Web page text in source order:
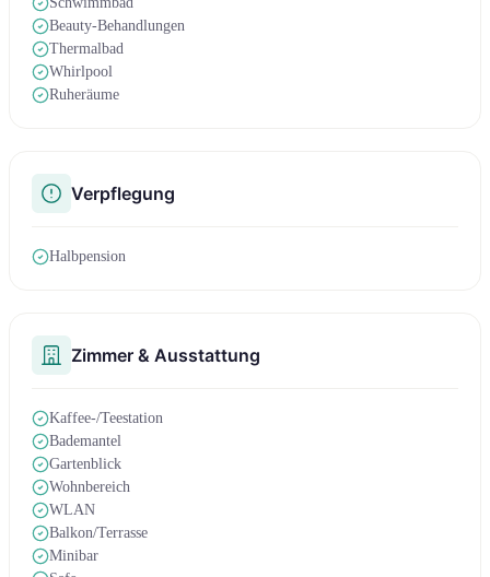
Beauty-Behandlungen
Thermalbad
Whirlpool
Ruheräume
Verpflegung
Halbpension
Zimmer & Ausstattung
Kaffee-/Teestation
Bademantel
Gartenblick
Wohnbereich
WLAN
Balkon/Terrasse
Minibar